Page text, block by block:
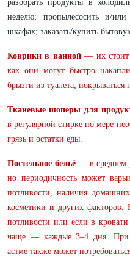
разобрать продукты в
неделю; пропылесосить и/
шкафах; заказать/купить
Коврики в ванной— их стоит
как они могут быстро
брызги из туалета,
Тканевые шоперы для
в регулярной стирке по мере
грязь и остатки еды.
Постельное бельё— в среднем
но периодичность может
потливости, наличия
косметики и других
потливости или если в
чаще — каждые 3–4 дня. При
астме также может